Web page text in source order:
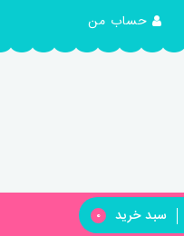
حساب من
سبد خرید 0